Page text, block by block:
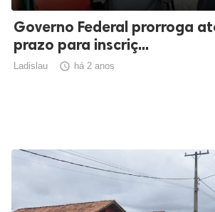
Governo Federal prorroga
prazo para inscriç...
Ladislau  há 2 anos